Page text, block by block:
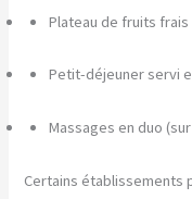
Plateau de fruits
Petit-déjeuner servi
Massages en duo
Certains établissements